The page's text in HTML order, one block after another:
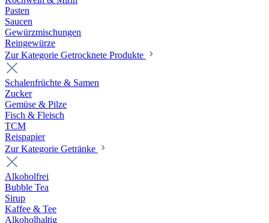
Pasten
Saucen
Gewürzmischungen
Reingewürze
Zur Kategorie Getrocknete Produkte
Schalenfrüchte & Samen
Zucker
Gemüse & Pilze
Fisch & Fleisch
TCM
Reispapier
Zur Kategorie Getränke
Alkoholfrei
Bubble Tea
Sirup
Kaffee & Tee
Alkoholhaltig